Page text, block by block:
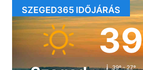
SZEGED365 IDŐJÁRÁS
39º - 27º